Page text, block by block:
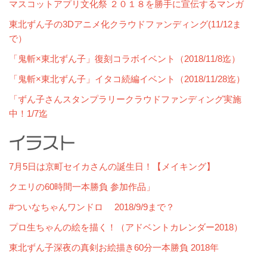
マスコットアプリ文化祭 ２０１８を勝手に宣伝するマンガ
東北ずん子の3Dアニメ化クラウドファンディング(11/12ま
で）
「鬼斬×東北ずん子」復刻コラボイベント（2018/11/8迄）
「鬼斬×東北ずん子」イタコ続編イベント（2018/11/28迄）
「ずん子さんスタンプラリークラウドファンディング実施
中！1/7迄
イラスト
7月5日は京町セイカさんの誕生日！【メイキング】
クエリの60時間一本勝負 参加作品」
#ついなちゃんワンドロ 2018/9/9まで？
プロ生ちゃんの絵を描く！（アドベントカレンダー2018）
東北ずん子深夜の真剣お絵描き60分一本勝負 2018年